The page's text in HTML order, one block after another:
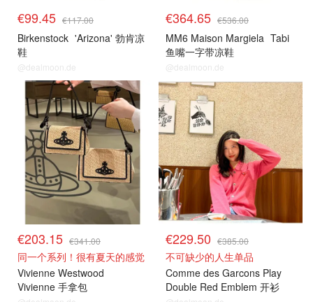
€99.45 €117.00
Birkenstock 'Arizona' 勃肯凉
鞋
@dealmoon.de
€364.65 €536.00
MM6 Maison Margiela Tabi
鱼嘴一字带凉鞋
@dealmoon.de
€203.15 €341.00
同一个系列！很有夏天的感觉
Vivienne Westwood
Vivienne 手拿包
€229.50 €385.00
不可缺少的人生单品
Comme des Garcons Play
Double Red Emblem 开衫